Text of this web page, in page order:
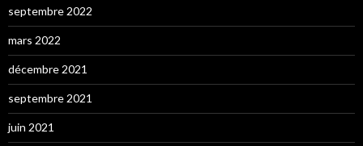
septembre 2022
mars 2022
décembre 2021
septembre 2021
juin 2021